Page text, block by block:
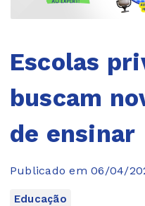
Escolas
buscam
de ensinar
Publicado em 06/04/
Educação